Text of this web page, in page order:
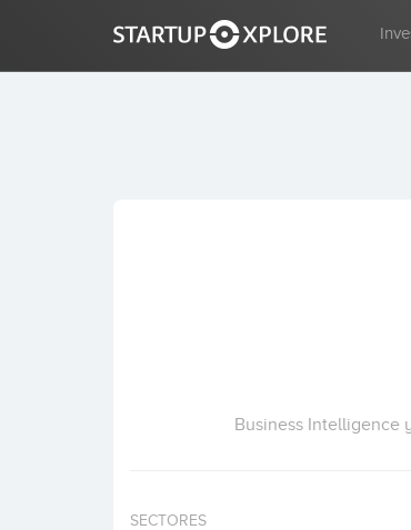
Business Intelligence
SECTORES